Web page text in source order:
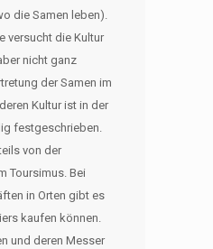
die Samen leben).
versucht die Kultur
nicht ganz
der Samen im
Kultur ist in der
festgeschrieben.
von der
Toursimus. Bei
in Orten gibt es
kaufen können.
und deren Messer